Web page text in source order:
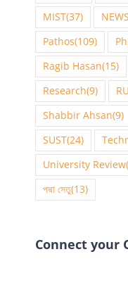
MIST(37) NEWS
Pathos(109)
Ragib Hasan(15)
Research(9)
Shabbir Ahsan(9)
SUST(24)
University Review
পদ্মা সেতু(13)
Connect your